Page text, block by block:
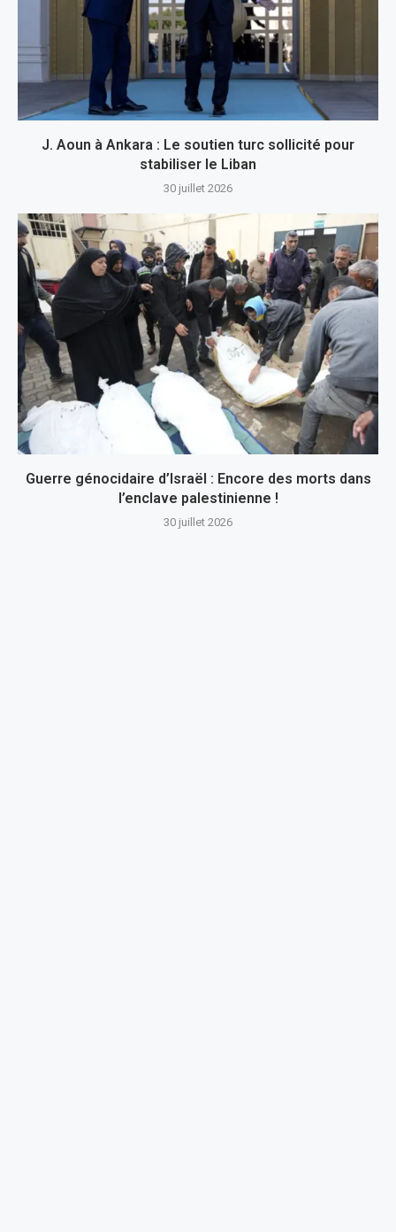
J. Aoun à Ankara : Le soutien turc sollicité pour
stabiliser le Liban
30 juillet 2026
Guerre génocidaire d’Israël : Encore des morts dans
l’enclave palestinienne !
30 juillet 2026